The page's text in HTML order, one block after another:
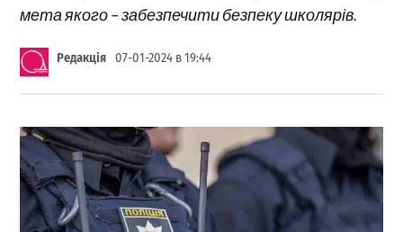
мета якого – забезпечити безпеку школярів.
Редакція 07-01-2024 в 19:44